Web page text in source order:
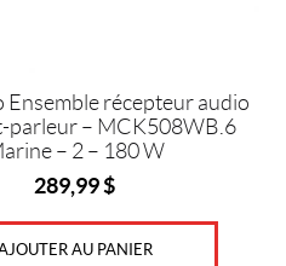
Ensemble récepteur audio
parleur – MCK508WB.6
– 2 – 180 W
289,99$
AU PANIER